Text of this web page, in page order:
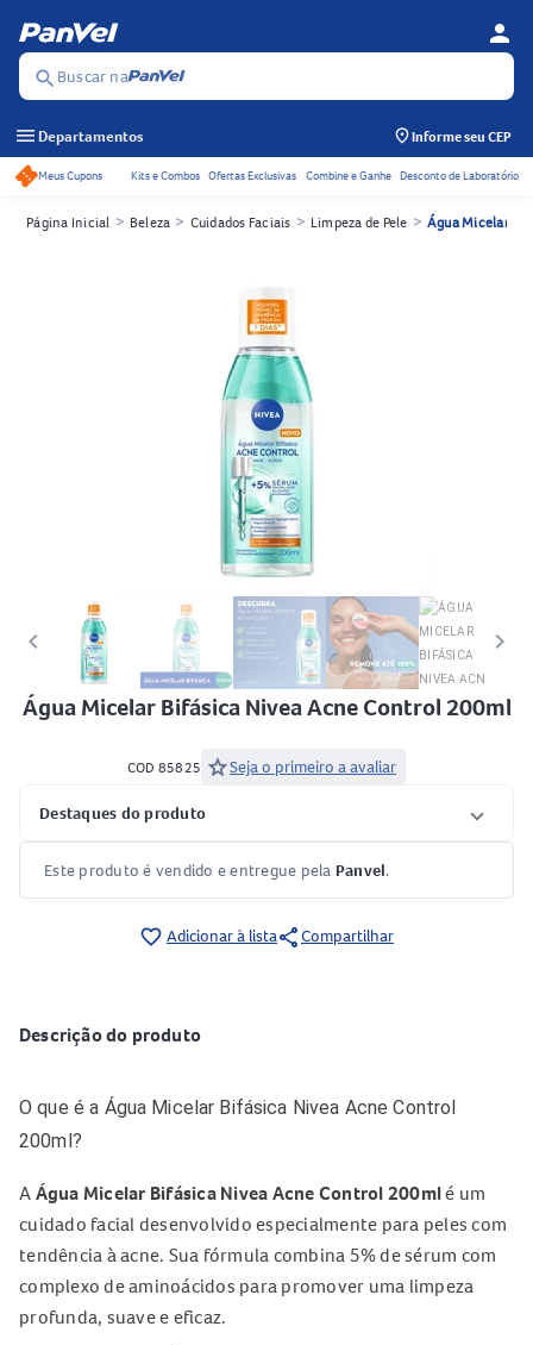
search Buscar na
person
menu Departamentos Informe seu CEP
Acessos rápidos do cabeçalho
Meus Cupons Kits e Combos Ofertas Exclusivas Combine e Ganhe Desconto de Laboratório
Página Inicial > Beleza > Cuidados Faciais > Limpeza de Pele > Água Micelar
keyboard_arrow_left keyboard_arrow_right
Água Micelar Bifásica Nivea Acne Control 200ml
COD 85825 starSeja o primeiro a avaliar
Destaques do produto
Este produto é vendido e entregue pela Panvel.
favorite_border Adicionar à listashareCompartilhar
Descrição do produto
O que é a Água Micelar Bifásica Nivea Acne Control
200ml?
A Água Micelar Bifásica Nivea Acne Control 200mlé um
cuidado facial desenvolvido especialmente para peles com
tendência à acne. Sua fórmula combina 5% de sérum com
complexo de aminoácidos para promover uma limpeza
profunda, suave e eficaz.